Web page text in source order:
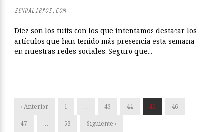
ZENDALIBROS.COM
Diez son los tuits con los que intentamos destacar los
artículos que han tenido más presencia esta semana
en nuestras redes sociales. Seguro que...
‹ Anterior 1 … 43 44 45 46
47 … 53 Siguiente ›